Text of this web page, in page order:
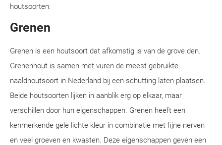
houtsoorten:
Grenen
Grenen is een houtsoort dat afkomstig is van de grove den.
Grenenhout is samen met vuren de meest gebruikte
naaldhoutsoort in Nederland bij een schutting laten plaatsen.
Beide houtsoorten lijken in aanblik erg op elkaar, maar
verschillen door hun eigenschappen. Grenen heeft een
kenmerkende gele lichte kleur in combinatie met fijne nerven
en veel groeven en kwasten. Deze eigenschappen geven een